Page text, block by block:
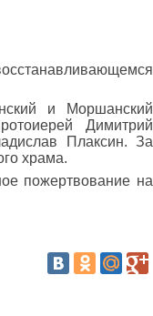
и Моршанский
Димитрий
Плаксин. За
храма.
пожертвование на